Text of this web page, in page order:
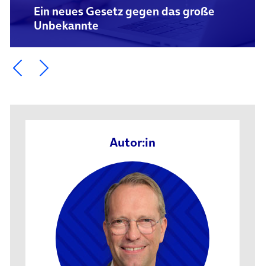
Ein neues Gesetz gegen das große
Unbekannte
Ein Element zurück blättern
Ein Element weiter blättern
Autor:in